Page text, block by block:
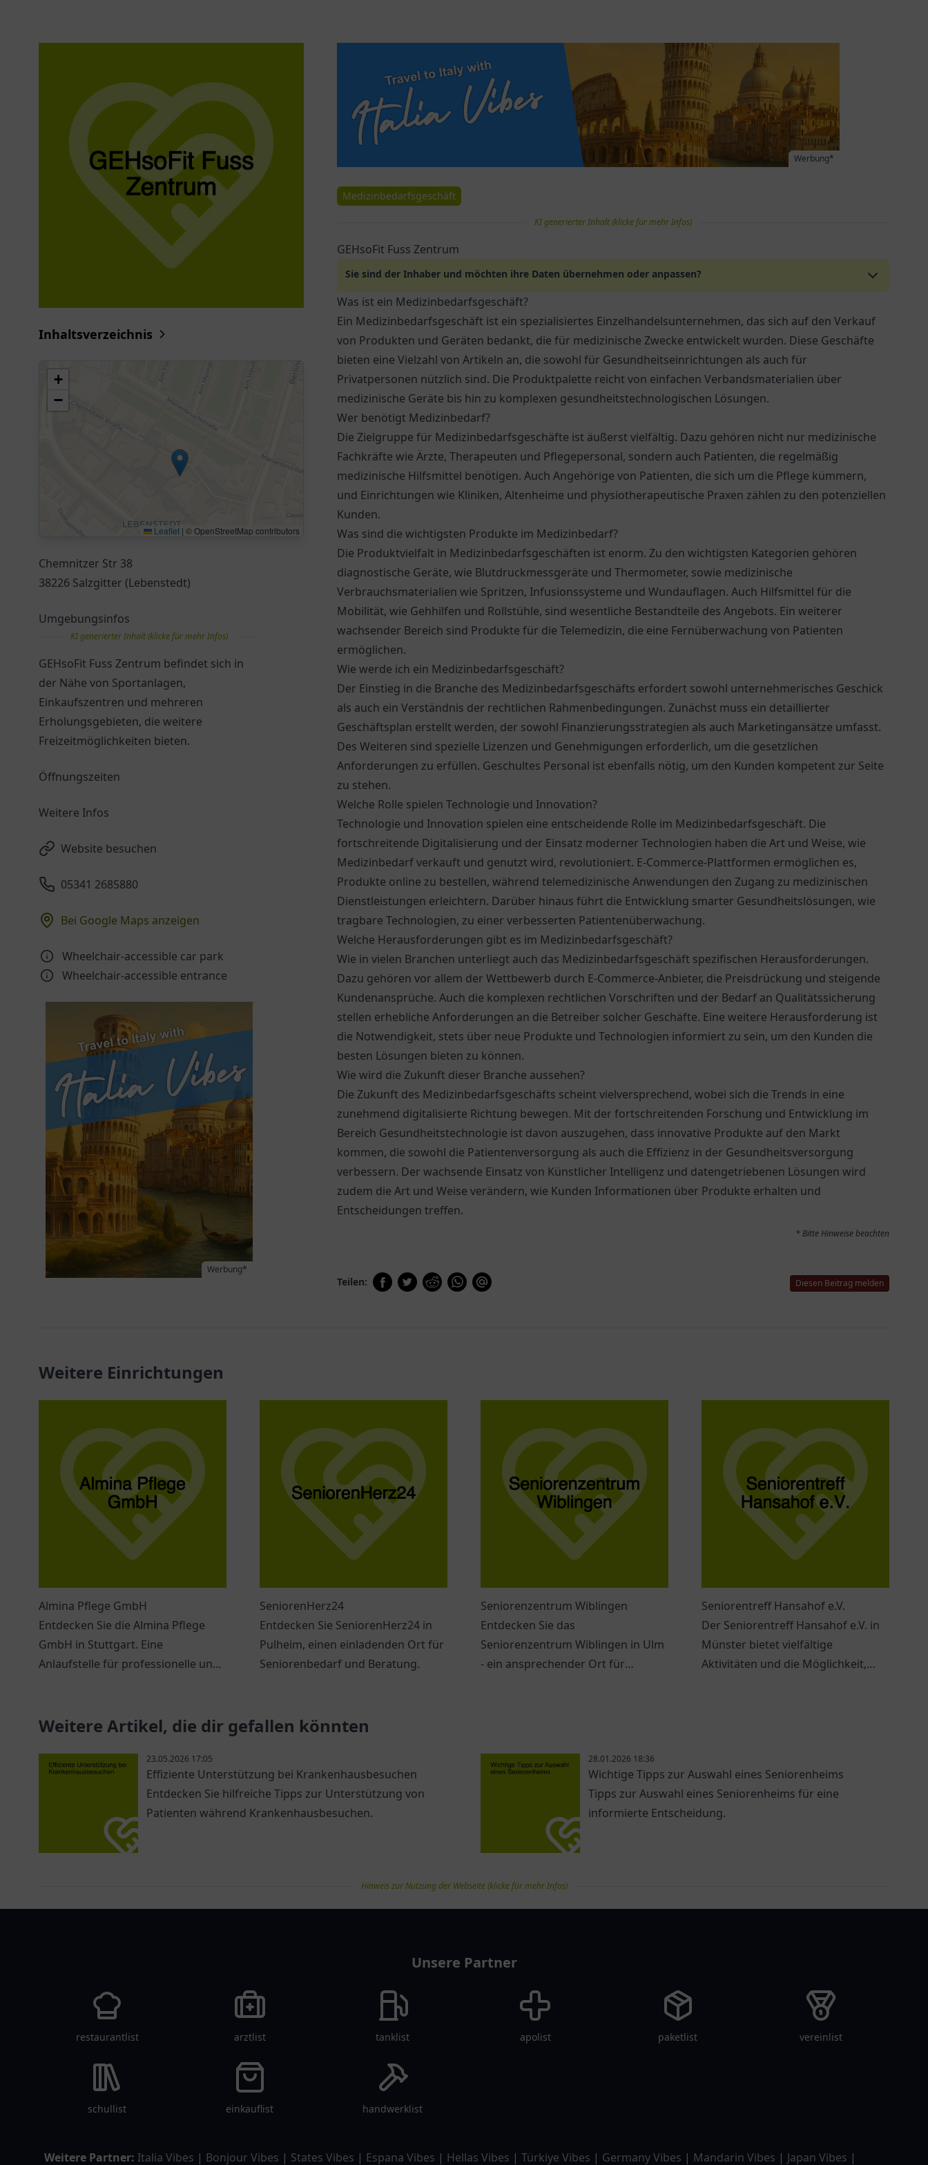
Inhaltsverzeichnis
+
−
Leaflet | © OpenStreetMap contributors
Chemnitzer Str 38
38226 Salzgitter (Lebenstedt)
Umgebungsinfos
KI generierter Inhalt (klicke für mehr Infos)
GEHsoFit Fuss Zentrum befindet sich in
der Nähe von Sportanlagen,
Einkaufszentren und mehreren
Erholungsgebieten, die weitere
Freizeitmöglichkeiten bieten.
Öffnungszeiten
Weitere Infos
Website besuchen
05341 2685880
Bei Google Maps anzeigen
Wheelchair-accessible car park
Wheelchair-accessible entrance
Werbung*
Werbung*
Medizinbedarfsgeschäft
KI generierter Inhalt (klicke für mehr Infos)
GEHsoFit Fuss Zentrum
Sie sind der Inhaber und möchten ihre Daten übernehmen oder anpassen?
Was ist ein Medizinbedarfsgeschäft?
Ein Medizinbedarfsgeschäft ist ein spezialisiertes Einzelhandelsunternehmen, das sich auf den Verkauf
von Produkten und Geräten bedankt, die für medizinische Zwecke entwickelt wurden. Diese Geschäfte
bieten eine Vielzahl von Artikeln an, die sowohl für Gesundheitseinrichtungen als auch für
Privatpersonen nützlich sind. Die Produktpalette reicht von einfachen Verbandsmaterialien über
medizinische Geräte bis hin zu komplexen gesundheitstechnologischen Lösungen.
Wer benötigt Medizinbedarf?
Die Zielgruppe für Medizinbedarfsgeschäfte ist äußerst vielfältig. Dazu gehören nicht nur medizinische
Fachkräfte wie Ärzte, Therapeuten und Pflegepersonal, sondern auch Patienten, die regelmäßig
medizinische Hilfsmittel benötigen. Auch Angehörige von Patienten, die sich um die Pflege kümmern,
und Einrichtungen wie Kliniken, Altenheime und physiotherapeutische Praxen zählen zu den potenziellen
Kunden.
Was sind die wichtigsten Produkte im Medizinbedarf?
Die Produktvielfalt in Medizinbedarfsgeschäften ist enorm. Zu den wichtigsten Kategorien gehören
diagnostische Geräte, wie Blutdruckmessgeräte und Thermometer, sowie medizinische
Verbrauchsmaterialien wie Spritzen, Infusionssysteme und Wundauflagen. Auch Hilfsmittel für die
Mobilität, wie Gehhilfen und Rollstühle, sind wesentliche Bestandteile des Angebots. Ein weiterer
wachsender Bereich sind Produkte für die Telemedizin, die eine Fernüberwachung von Patienten
ermöglichen.
Wie werde ich ein Medizinbedarfsgeschäft?
Der Einstieg in die Branche des Medizinbedarfsgeschäfts erfordert sowohl unternehmerisches Geschick
als auch ein Verständnis der rechtlichen Rahmenbedingungen. Zunächst muss ein detaillierter
Geschäftsplan erstellt werden, der sowohl Finanzierungsstrategien als auch Marketingansätze umfasst.
Des Weiteren sind spezielle Lizenzen und Genehmigungen erforderlich, um die gesetzlichen
Anforderungen zu erfüllen. Geschultes Personal ist ebenfalls nötig, um den Kunden kompetent zur Seite
zu stehen.
Welche Rolle spielen Technologie und Innovation?
Technologie und Innovation spielen eine entscheidende Rolle im Medizinbedarfsgeschäft. Die
fortschreitende Digitalisierung und der Einsatz moderner Technologien haben die Art und Weise, wie
Medizinbedarf verkauft und genutzt wird, revolutioniert. E-Commerce-Plattformen ermöglichen es,
Produkte online zu bestellen, während telemedizinische Anwendungen den Zugang zu medizinischen
Dienstleistungen erleichtern. Darüber hinaus führt die Entwicklung smarter Gesundheitslösungen, wie
tragbare Technologien, zu einer verbesserten Patientenüberwachung.
Welche Herausforderungen gibt es im Medizinbedarfsgeschäft?
Wie in vielen Branchen unterliegt auch das Medizinbedarfsgeschäft spezifischen Herausforderungen.
Dazu gehören vor allem der Wettbewerb durch E-Commerce-Anbieter, die Preisdrückung und steigende
Kundenansprüche. Auch die komplexen rechtlichen Vorschriften und der Bedarf an Qualitätssicherung
stellen erhebliche Anforderungen an die Betreiber solcher Geschäfte. Eine weitere Herausforderung ist
die Notwendigkeit, stets über neue Produkte und Technologien informiert zu sein, um den Kunden die
besten Lösungen bieten zu können.
Wie wird die Zukunft dieser Branche aussehen?
Die Zukunft des Medizinbedarfsgeschäfts scheint vielversprechend, wobei sich die Trends in eine
zunehmend digitalisierte Richtung bewegen. Mit der fortschreitenden Forschung und Entwicklung im
Bereich Gesundheitstechnologie ist davon auszugehen, dass innovative Produkte auf den Markt
kommen, die sowohl die Patientenversorgung als auch die Effizienz in der Gesundheitsversorgung
verbessern. Der wachsende Einsatz von Künstlicher Intelligenz und datengetriebenen Lösungen wird
zudem die Art und Weise verändern, wie Kunden Informationen über Produkte erhalten und
Entscheidungen treffen.
* Bitte Hinweise beachten
Teilen: Diesen Beitrag melden
Weitere Einrichtungen
Almina Pflege GmbH
Entdecken Sie die Almina Pflege
GmbH in Stuttgart. Eine
Anlaufstelle für professionelle und
SeniorenHerz24
Entdecken Sie SeniorenHerz24 in
Pulheim, einen einladenden Ort für
Seniorenbedarf und Beratung.
Seniorenzentrum Wiblingen
Entdecken Sie das
Seniorenzentrum Wiblingen in Ulm
- ein ansprechender Ort für
Seniorentreff Hansahof e.V.
Der Seniorentreff Hansahof e.V. in
Münster bietet vielfältige
Aktivitäten und die Möglichkeit,
Weitere Artikel, die dir gefallen könnten
23.05.2026 17:05
Effiziente Unterstützung bei Krankenhausbesuchen
Entdecken Sie hilfreiche Tipps zur Unterstützung von
Patienten während Krankenhausbesuchen.
28.01.2026 18:36
Wichtige Tipps zur Auswahl eines Seniorenheims
Tipps zur Auswahl eines Seniorenheims für eine
informierte Entscheidung.
Hinweis zur Nutzung der Webseite (klicke für mehr Infos)
Unsere Partner
restaurantlist arztlist tanklist apolist paketlist vereinlist
schullist einkauflist handwerklist
Weitere Partner: Italia Vibes | Bonjour Vibes | States Vibes | Espana Vibes | Hellas Vibes | Türkiye Vibes | Germany Vibes | Mandarin Vibes | Japan Vibes |